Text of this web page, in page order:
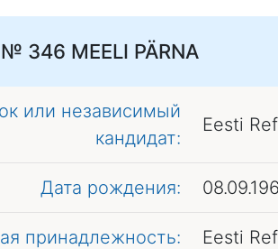
№ 346 MEELI PÄRNA
или независимый
кандидат:
Eesti
Дата рождения:
принадлежность: Eesti